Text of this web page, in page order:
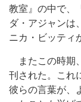
教室』の中で、
ダ・アジャンは
ニカ・ビッティ
またこの時期
刊された。これ
彼らの言葉が、